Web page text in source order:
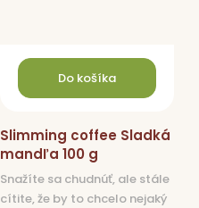
Do košíka
Slimming coffee Sladká
mandľa 100 g
Snažíte sa chudnúť, ale stále
cítite, že by to chcelo nejaký